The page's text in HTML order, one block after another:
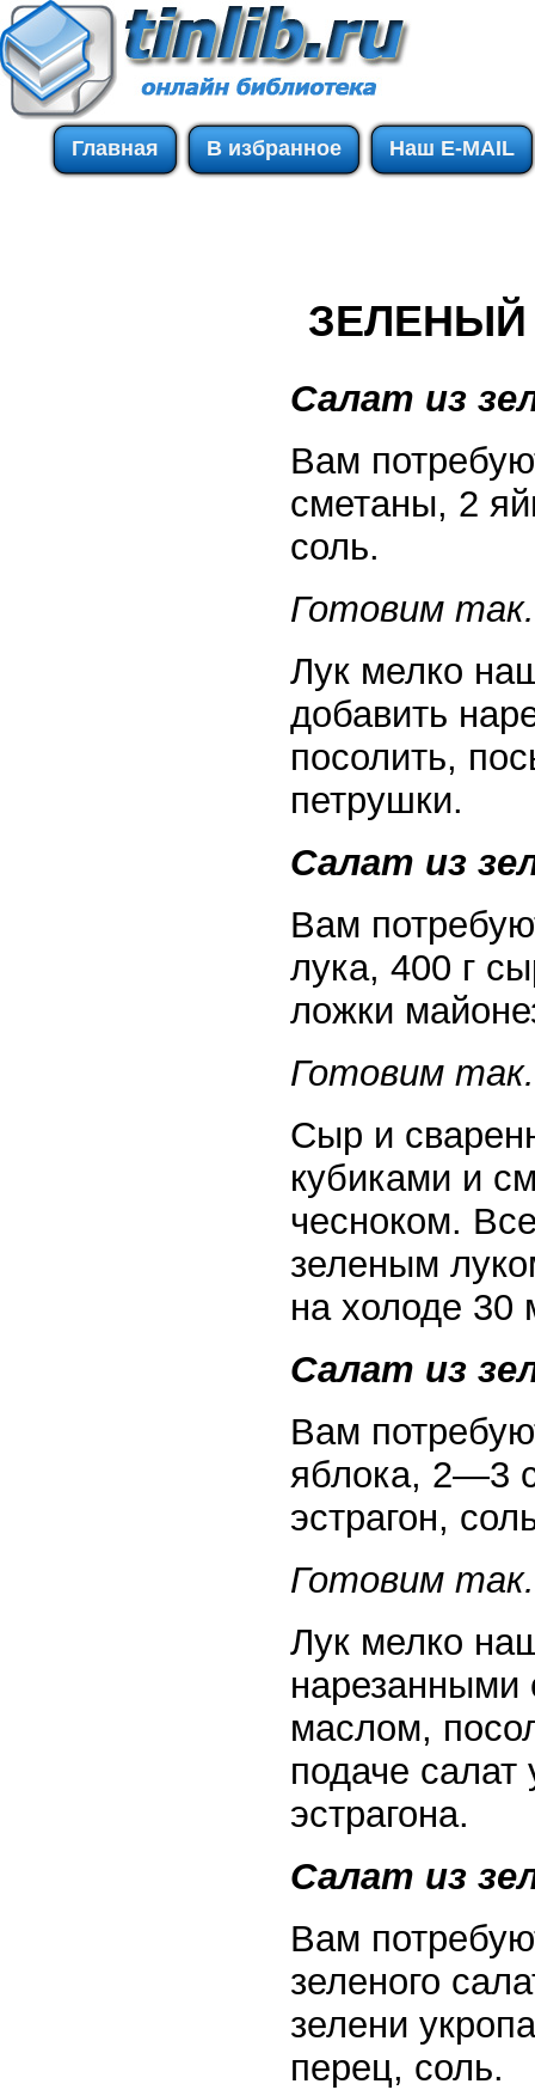
Главная В избранное Наш E-MAIL
ЗЕЛЕНЫЙ
Салат из
Вам
сметаны, 2
соль.
Готовим так.
Лук мелко
добавить
посолить,
петрушки.
Салат из
Вам
лука, 400 г
ложки
Готовим так.
Сыр и
кубиками и
чесноком.
зеленым
на холоде 30
Салат из
Вам
яблока, 2—3
эстрагон,
Готовим так.
Лук мелко
нарезанными
маслом,
подаче
эстрагона.
Салат из
Вам
зеленого
зелени
перец, соль.